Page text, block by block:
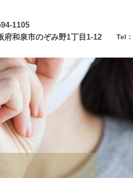
1105
府和泉市のぞみ野1丁目1-12
Tel：